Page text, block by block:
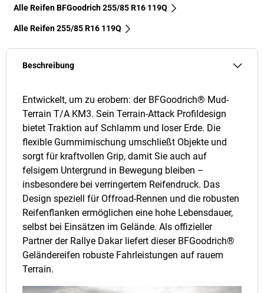
Alle Reifen BFGoodrich 255/85 R16 119Q
Alle Reifen‎ 255/85 R16 119Q
Beschreibung
Entwickelt, um zu erobern: der BFGoodrich® Mud-
Terrain T/A KM3. Sein Terrain-Attack Profildesign
bietet Traktion auf Schlamm und loser Erde. Die
flexible Gummimischung umschließt Objekte und
sorgt für kraftvollen Grip, damit Sie auch auf
felsigem Untergrund in Bewegung bleiben –
insbesondere bei verringertem Reifendruck. Das
Design speziell für Offroad-Rennen und die robusten
Reifenflanken ermöglichen eine hohe Lebensdauer,
selbst bei Einsätzen im Gelände. Als offizieller
Partner der Rallye Dakar liefert dieser BFGoodrich®
Geländereifen robuste Fahrleistungen auf rauem
Terrain.